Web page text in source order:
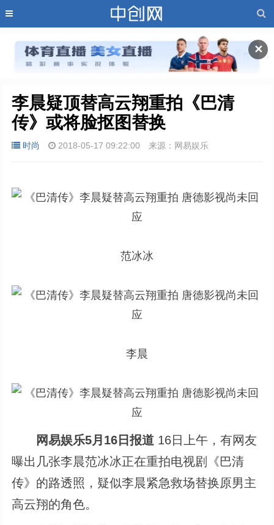
✕
李晨疑顶替高云翔重拍《巴清
传》或将脸抠图替换
时尚 2018-05-17 09:22:00 来源：网易娱乐
范冰冰
李晨
网易娱乐5月16日报道 16日上午，有网友
曝出几张李晨范冰冰正在重拍电视剧《巴清
传》的路透照，疑似李晨紧急救场替换原男主
高云翔的角色。